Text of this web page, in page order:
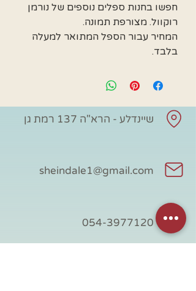
חפשו בחנות ספלים נוספים של נורמן
רוקוול. מצורפת תמונה.
המחיר עבור הספל המתואר למעלה
בלבד.
שיינדלע - הרא"ה 137 רמת גן
sheindale1@gmail.com
054-3977120